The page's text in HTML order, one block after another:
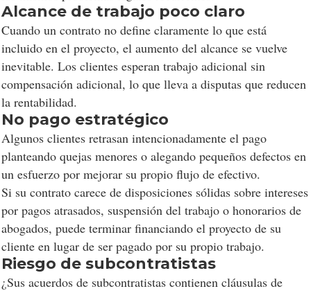
Alcance de trabajo poco claro
Cuando un contrato no define claramente lo que está
incluido en el proyecto, el aumento del alcance se vuelve
inevitable. Los clientes esperan trabajo adicional sin
compensación adicional, lo que lleva a disputas que reducen
la rentabilidad.
No pago estratégico
Algunos clientes retrasan intencionadamente el pago
planteando quejas menores o alegando pequeños defectos en
un esfuerzo por mejorar su propio flujo de efectivo.
Si su contrato carece de disposiciones sólidas sobre intereses
por pagos atrasados, suspensión del trabajo o honorarios de
abogados, puede terminar financiando el proyecto de su
cliente en lugar de ser pagado por su propio trabajo.
Riesgo de subcontratistas
¿Sus acuerdos de subcontratistas contienen cláusulas de